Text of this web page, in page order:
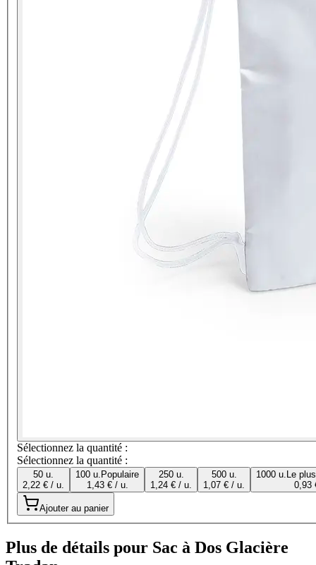
Sélectionnez la quantité :
Sélectionnez la quantité :
50 u.
2,22 € / u.
100 u. Populaire
1,43 € / u.
250 u.
1,24 € / u.
500 u.
1,07 € / u.
1000 u. Le
0,93
Ajouter au panier
Plus de détails pour Sac à Dos Glacière